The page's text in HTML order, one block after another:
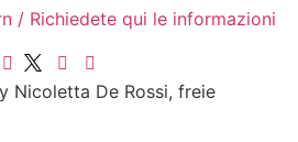
/ Richiedete qui le informazioni
Nicoletta De Rossi, freie